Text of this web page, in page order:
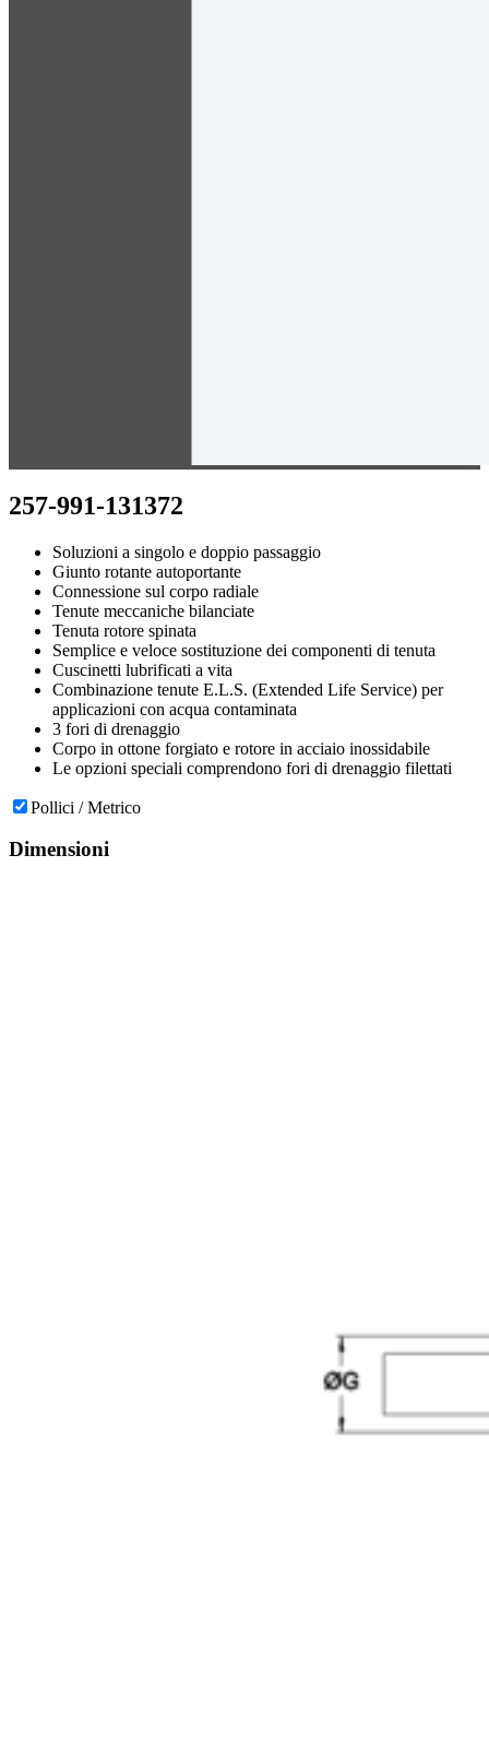
257-991-131372
Soluzioni a singolo e doppio passaggio
Giunto rotante autoportante
Connessione sul corpo radiale
Tenute meccaniche bilanciate
Tenuta rotore spinata
Semplice e veloce sostituzione dei componenti di tenuta
Cuscinetti lubrificati a vita
Combinazione tenute E.L.S. (Extended Life Service) per
applicazioni con acqua contaminata
3 fori di drenaggio
Corpo in ottone forgiato e rotore in acciaio inossidabile
Le opzioni speciali comprendono fori di drenaggio filettati
Pollici / Metrico
Dimensioni